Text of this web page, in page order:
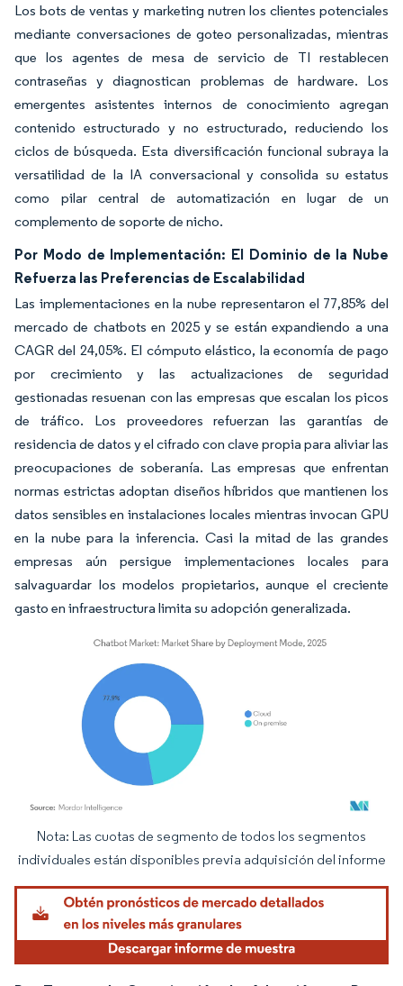
Los bots de ventas y marketing nutren los clientes potenciales
mediante conversaciones de goteo personalizadas, mientras
que los agentes de mesa de servicio de TI restablecen
contraseñas y diagnostican problemas de hardware. Los
emergentes asistentes internos de conocimiento agregan
contenido estructurado y no estructurado, reduciendo los
ciclos de búsqueda. Esta diversificación funcional subraya la
versatilidad de la IA conversacional y consolida su estatus
como pilar central de automatización en lugar de un
complemento de soporte de nicho.
Por Modo de Implementación: El Dominio de la Nube
Refuerza las Preferencias de Escalabilidad
Las implementaciones en la nube representaron el 77,85% del
mercado de chatbots en 2025 y se están expandiendo a una
CAGR del 24,05%. El cómputo elástico, la economía de pago
por crecimiento y las actualizaciones de seguridad
gestionadas resuenan con las empresas que escalan los picos
de tráfico. Los proveedores refuerzan las garantías de
residencia de datos y el cifrado con clave propia para aliviar las
preocupaciones de soberanía. Las empresas que enfrentan
normas estrictas adoptan diseños híbridos que mantienen los
datos sensibles en instalaciones locales mientras invocan GPU
en la nube para la inferencia. Casi la mitad de las grandes
empresas aún persigue implementaciones locales para
salvaguardar los modelos propietarios, aunque el creciente
gasto en infraestructura limita su adopción generalizada.
Imagen © Mordor Intelligence. El uso requiere atribución según CC BY 4.0.
Nota: Las cuotas de segmento de todos los segmentos
individuales están disponibles previa adquisición del informe